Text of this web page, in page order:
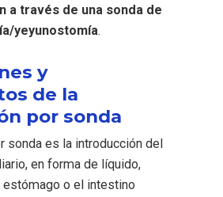
a través de una sonda de
yeyunostomía.
y
de la
por sonda
sonda es la introducción del
en forma de líquido,
o el intestino